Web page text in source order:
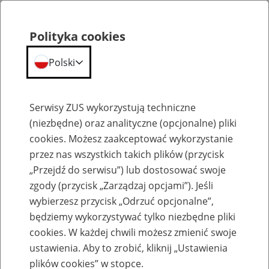
Szkolenia
Zaproś ZUS do siebie: Aktywni 50+
Polityka cookies
Polski
Serwisy ZUS wykorzystują techniczne
(niezbędne) oraz analityczne (opcjonalne) pliki
cookies. Możesz zaakceptować wykorzystanie
przez nas wszystkich takich plików (przycisk
„Przejdź do serwisu”) lub dostosować swoje
zgody (przycisk „Zarządzaj opcjami”). Jeśli
wybierzesz przycisk „Odrzuć opcjonalne”,
będziemy wykorzystywać tylko niezbędne pliki
cookies. W każdej chwili możesz zmienić swoje
ustawienia. Aby to zrobić, kliknij „Ustawienia
plików cookies” w stopce.